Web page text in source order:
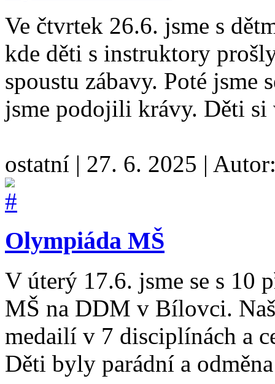
Ve čtvrtek 26.6. jsme s
kde děti s instruktory
spoustu zábavy. Poté jsme
jsme podojili krávy. Děti
ostatní | 27. 6. 2025 |
Olympiáda MŠ
V úterý 17.6. jsme se s 10
MŠ na DDM v Bílovci.
medailí v 7 disciplínách a
Děti byly parádní a